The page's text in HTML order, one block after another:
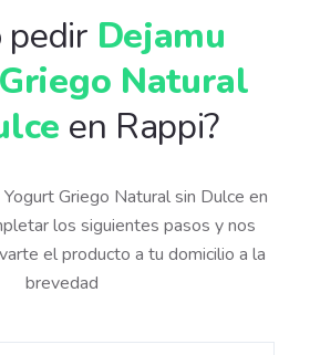
pedir Dejamu
Natural
en Rappi?
Griego Natural sin Dulce en
los siguientes pasos y nos
el producto a tu domicilio a la
brevedad